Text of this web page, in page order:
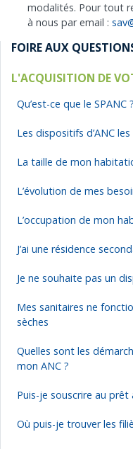
modalités. Pour tout
à nous par email :
FOIRE AUX
L'ACQUISITION DE
Qu’est-ce que le SPANC ?
Les dispositifs d’ANC
La taille de mon
L’évolution de mes
L’occupation de mon
J’ai une résidence
Je ne souhaite pas un
Mes sanitaires ne
sèches
Quelles sont les
mon ANC ?
Puis-je souscrire au prêt
Où puis-je trouver les